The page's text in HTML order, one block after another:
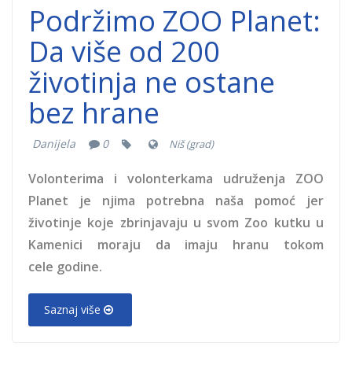
Podržimo ZOO Planet:
Da više od 200
životinja ne ostane
bez hrane
Danijela 0 Niš (grad)
Volonterima i volonterkama udruženja ZOO
Planet
je njima potrebna naša pomoć jer
životinje koje zbrinjavaju u svom Zoo kutku u
Kamenici moraju da imaju hranu tokom
cele godine.
Saznaj više